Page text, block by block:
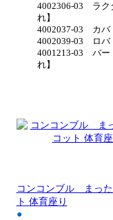
4002306-03 ラク
れ】
4002037-03 カバ
4002039-03 ロバ
4001213-03 バー
れ】
コンコンブル まっ
ト 体育座り
●